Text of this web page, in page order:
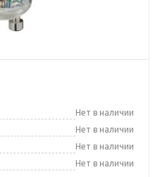
Нет в наличии
Нет в наличии
Нет в наличии
Нет в наличии